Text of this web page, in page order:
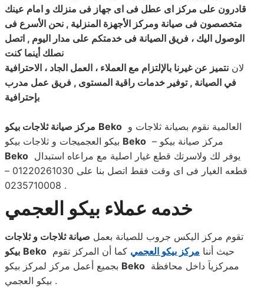
قادرون على مركز اى عطل فى اى جهاز فى منزلك و امام عينك
متخصصون فى صيانة ومركز الأجهزة المنزلية , نحن الأسرع فى
الوصول اليك ، فريق الصيانة فى خدمتكم على مدار اليوم , اتصل
نصلك أينما كنت
لان نتميز عن غيرنا بالإلتزام مع العملاء ، العمل الجاد ، الاحترافية
في الصيانة , توفير خدمات راقية المستوى , فريق عمل مدرب
بإحترافية
مركز صيانة ثلاجات بيكو Beko
Beko
– مركز صيانة بيكو
Beko
قطعه الغيار فى اى وقت فقط اتصل بنا على 01220261030 –
0235710008 .
خدمه عملاء بيكو العجمي
تقوم مركز اليكس جروب للصيانة بعمل صيانة ثلاجات و ثلاجات
بيكو Beko حيث أننا مركز بيكو العجمي كما أن المركز تقوم
Beko
بيكو العجمي .